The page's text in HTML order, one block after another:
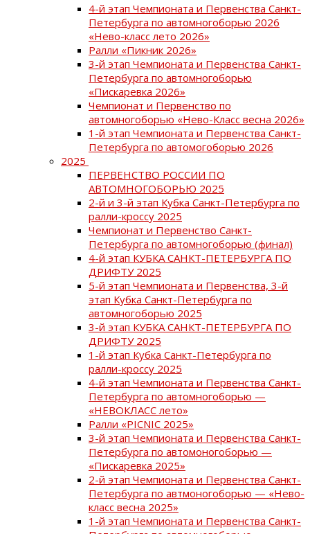
4-й этап Чемпионата и Первенства Санкт-
Петербурга по автомногоборью 2026
«Нево-класс лето 2026»
Ралли «Пикник 2026»
3-й этап Чемпионата и Первенства Санкт-
Петербурга по автомногоборью
«Пискаревка 2026»
Чемпионат и Первенство по
автомногоборью «Нево-Класс весна 2026»
1-й этап Чемпионата и Первенства Санкт-
Петербурга по автомогоборью 2026
2025
ПЕРВЕНСТВО РОССИИ ПО
АВТОМНОГОБОРЬЮ 2025
2-й и 3-й этап Кубка Санкт-Петербурга по
ралли-кроссу 2025
Чемпионат и Первенство Санкт-
Петербурга по автомногоборью (финал)
4-й этап КУБКА САНКТ-ПЕТЕРБУРГА ПО
ДРИФТУ 2025
5-й этап Чемпионата и Первенства, 3-й
этап Кубка Санкт-Петербурга по
автомногоборью 2025
3-й этап КУБКА САНКТ-ПЕТЕРБУРГА ПО
ДРИФТУ 2025
1-й этап Кубка Санкт-Петербурга по
ралли-кроссу 2025
4-й этап Чемпионата и Первенства Санкт-
Петербурга по автомногоборью —
«НЕВОКЛАСС лето»
Ралли «PICNIC 2025»
3-й этап Чемпионата и Первенства Санкт-
Петербурга по автомоногоборью —
«Пискаревка 2025»
2-й этап Чемпионата и Первенства Санкт-
Петербурга по автмоногоборью — «Нево-
класс весна 2025»
1-й этап Чемпионата и Первенства Санкт-